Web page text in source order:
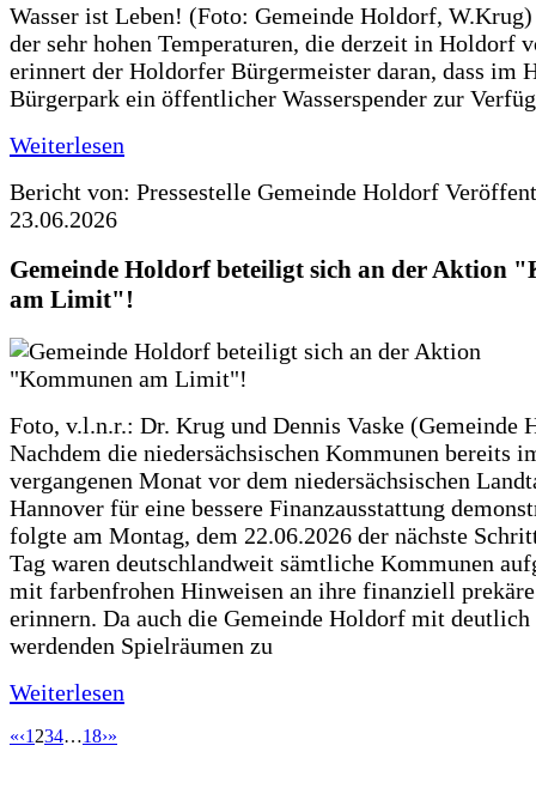
Wasser ist Leben! (Foto: Gemeinde Holdorf,
der sehr hohen Temperaturen, die derzeit in Holdorf
erinnert der Holdorfer Bürgermeister daran, dass im
Bürgerpark ein öffentlicher Wasserspender zur
Weiterlesen
Bericht von: Pressestelle Gemeinde Holdorf
23.06.2026
Gemeinde Holdorf beteiligt sich an der Aktion
am Limit"!
Foto, v.l.n.r.: Dr. Krug und Dennis Vaske (Gemeinde
Nachdem die niedersächsischen Kommunen bereits
vergangenen Monat vor dem niedersächsischen
Hannover für eine bessere Finanzausstattung
folgte am Montag, dem 22.06.2026 der nächste
Tag waren deutschlandweit sämtliche Kommunen
mit farbenfrohen Hinweisen an ihre finanziell
erinnern. Da auch die Gemeinde Holdorf mit deutlich
werdenden Spielräumen zu
Weiterlesen
«‹1 234…18›»